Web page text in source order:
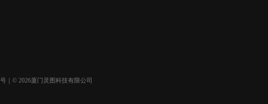
号｜© 2026厦门灵图科技有限公司